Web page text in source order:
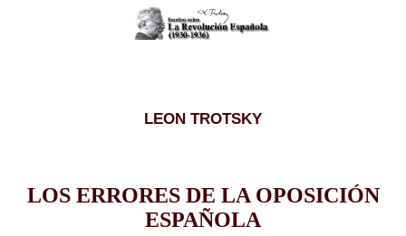
LEON TROTSKY
LOS ERRORES DE LA OPOSICIÓN
ESPAÑOLA